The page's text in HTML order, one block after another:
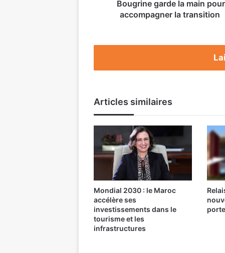
transition
Bougrine garde la main pour
accompagner la transition
Articles similaires
Mondial 2030 : le Maroc
accélère ses
investissements dans le
tourisme et les
infrastructures